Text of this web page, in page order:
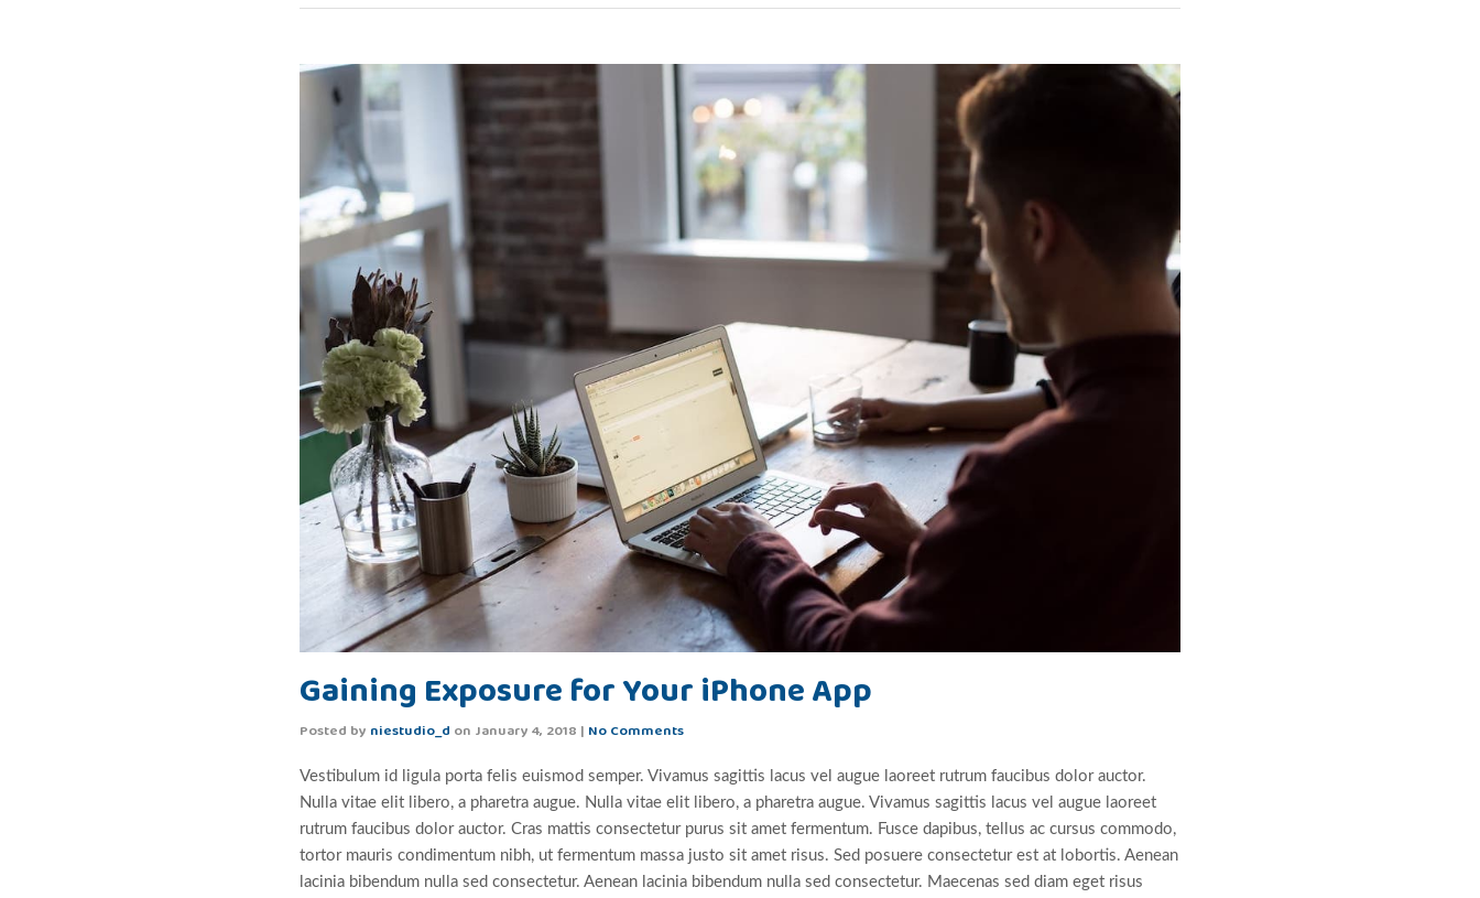
Gaining Exposure for Your iPhone App
Posted by niestudio_d on January 4, 2018 | No Comments
Vestibulum id ligula porta felis euismod semper. Vivamus sagittis lacus vel augue laoreet rutrum faucibus dolor auctor.
Nulla vitae elit libero, a pharetra augue. Nulla vitae elit libero, a pharetra augue. Vivamus sagittis lacus vel augue laoreet
rutrum faucibus dolor auctor. Cras mattis consectetur purus sit amet fermentum. Fusce dapibus, tellus ac cursus commodo,
tortor mauris condimentum nibh, ut fermentum massa justo sit amet risus. Sed posuere consectetur est at lobortis. Aenean
lacinia bibendum nulla sed consectetur. Aenean lacinia bibendum nulla sed consectetur. Maecenas sed diam eget risus